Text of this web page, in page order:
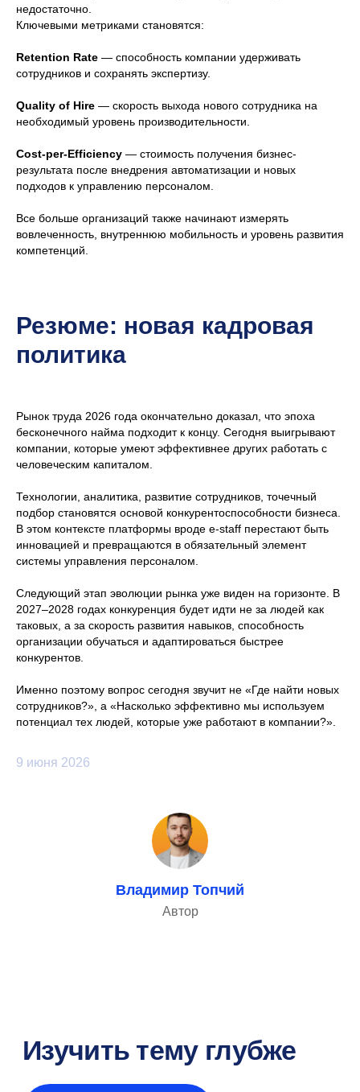
недостаточно.
Ключевыми метриками становятся:
Retention Rate — способность компании удерживать
сотрудников и сохранять экспертизу.
Quality of Hire — скорость выхода нового сотрудника на
необходимый уровень производительности.
Cost-per-Efficiency — стоимость получения бизнес-
результата после внедрения автоматизации и новых
подходов к управлению персоналом.
Все больше организаций также начинают измерять
вовлеченность, внутреннюю мобильность и уровень развития
компетенций.
Резюме: новая кадровая
политика
Рынок труда 2026 года окончательно доказал, что эпоха
бесконечного найма подходит к концу. Сегодня выигрывают
компании, которые умеют эффективнее других работать с
человеческим капиталом.
Технологии, аналитика, развитие сотрудников, точечный
подбор становятся основой конкурентоспособности бизнеса.
В этом контексте платформы вроде e-staff перестают быть
инновацией и превращаются в обязательный элемент
системы управления персоналом.
Следующий этап эволюции рынка уже виден на горизонте. В
2027–2028 годах конкуренция будет идти не за людей как
таковых, а за скорость развития навыков, способность
организации обучаться и адаптироваться быстрее
конкурентов.
Именно поэтому вопрос сегодня звучит не «Где найти новых
сотрудников?», а «Насколько эффективно мы используем
потенциал тех людей, которые уже работают в компании?».
9 июня 2026
Владимир Топчий
Автор
Автоматизировать
этот процесс
Массовый подбор
Автоматизация подбора